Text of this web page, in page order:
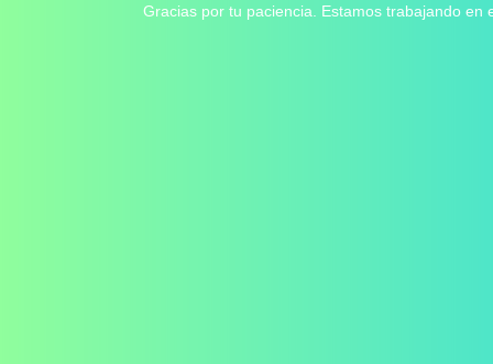
Gracias por tu paciencia. Estamos trabajando en